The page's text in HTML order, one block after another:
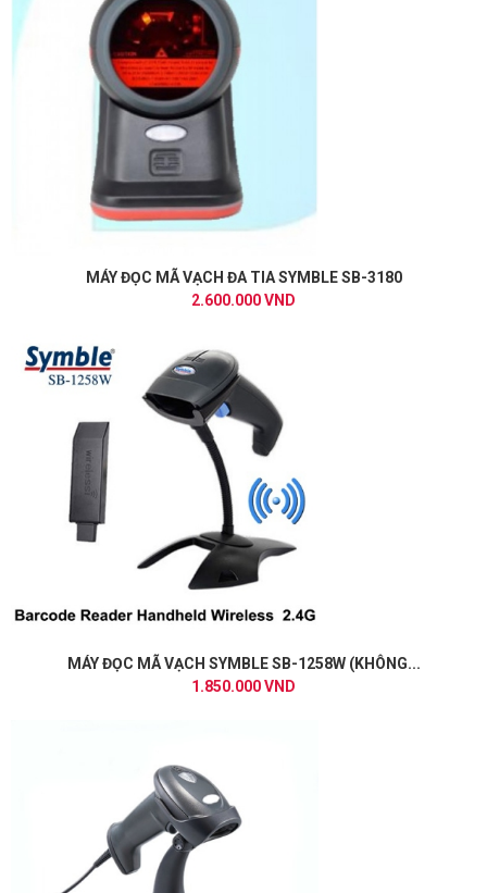
MÁY ĐỌC MÃ VẠCH ĐA TIA SYMBLE SB-3180
2.600.000 VND
MÁY ĐỌC MÃ VẠCH SYMBLE SB-1258W (KHÔNG...
1.850.000 VND